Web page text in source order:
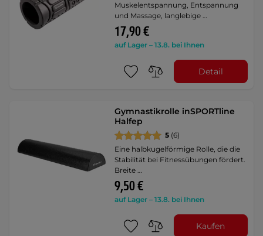
Muskelentspannung, Entspannung
und Massage, langlebige …
17,90 €
auf Lager – 13.8. bei Ihnen
Detail
Gymnastikrolle inSPORTline
Halfep
5 (6)
Eine halbkugelförmige Rolle, die die
Stabilität bei Fitnessübungen fördert.
Breite …
9,50 €
auf Lager – 13.8. bei Ihnen
Kaufen